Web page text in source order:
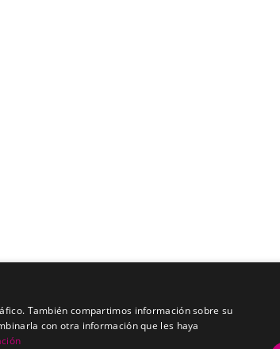
También compartimos información sobre su
con otra información que les haya